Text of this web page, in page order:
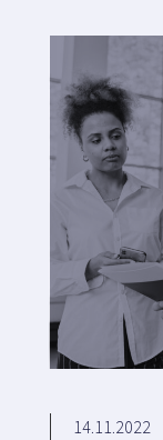
14.11.2022